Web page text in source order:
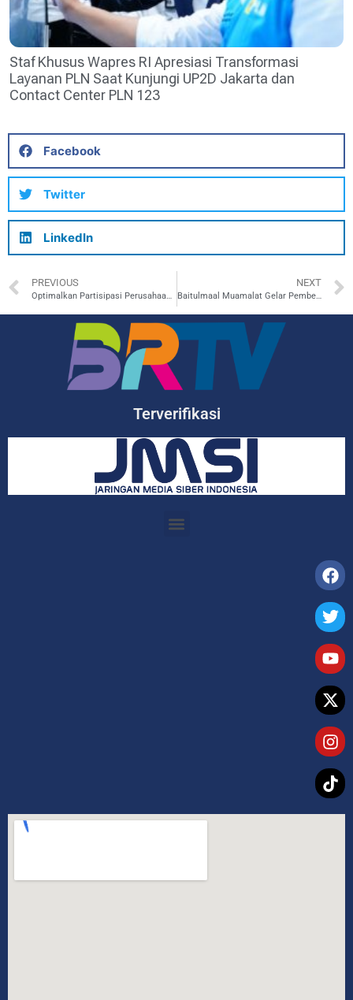
Staf Khusus Wapres RI Apresiasi Transformasi
Layanan PLN Saat Kunjungi UP2D Jakarta dan
Contact Center PLN 123
Facebook
Twitter
LinkedIn
PREVIOUS
Optimalkan Partisipasi Perusahaan, Pemerintah Kabupaten Bekasi Gelar FGD Wisata Industri
NEXT
Baitulmaal Muamalat Gelar Pembekalan Materi Etika Islami dalam Iklan dan Pemberitaan
Terverifikasi